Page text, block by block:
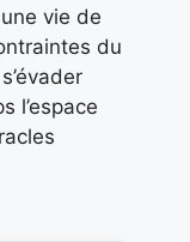
vie de
du
l’espace